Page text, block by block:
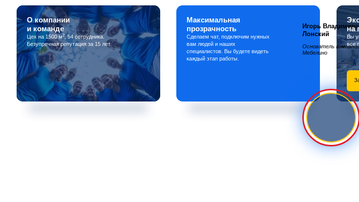
Игорь
Лонский
Основатель
Мебелино
О компании
и команде
Цех на 1500 м2, 54 сотрудника.
Безупречная репутация за 15 лет.
Максимальная
прозрачность
Сделаем чат, подключим нужных
вам людей и наших
специалистов. Вы будете видеть
каждый этап работы.
на
Вы
все